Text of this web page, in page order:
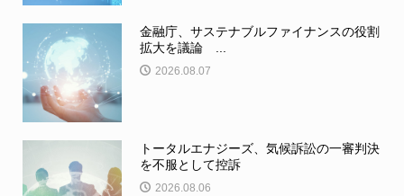
金融庁、サステナブルファイナンスの役割
拡大を議論 ...
2026.08.07
トータルエナジーズ、気候訴訟の一審判決
を不服として控訴
2026.08.06